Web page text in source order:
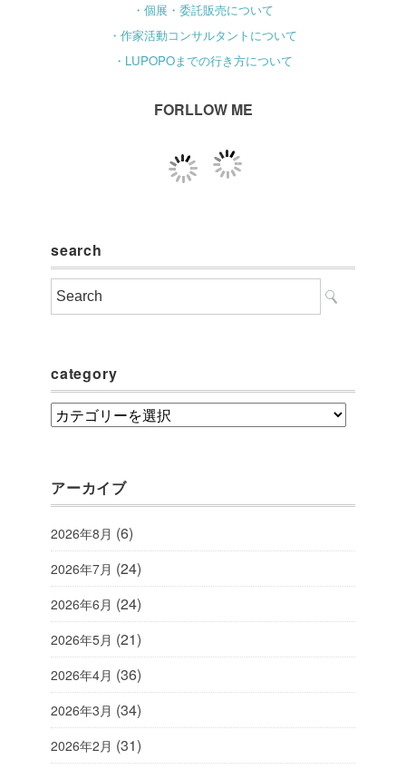
・個展・委託販売について
・作家活動コンサルタントについて
・LUPOPOまでの行き方について
FORLLOW ME
search
category
category
アーカイブ
2026年8月 (6)
2026年7月 (24)
2026年6月 (24)
2026年5月 (21)
2026年4月 (36)
2026年3月 (34)
2026年2月 (31)